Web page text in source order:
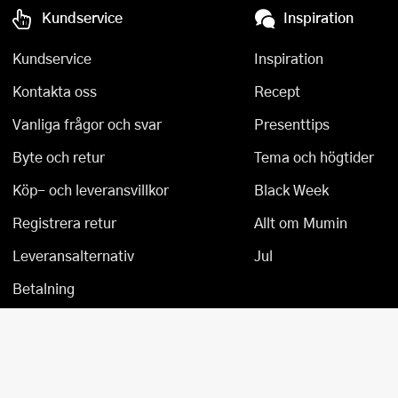
Övriga köksmaskiner
Salladsslungor
Saxar
Skalare
Skärbrädor
Spiralizer
Stekpincetter
Stekspadar
Stektermometrar
Kundservice
Kundservice
Kontakta oss
Vanliga frågor och svar
Byte och retur
Köp- och leveransvillkor
Registrera retur
Leveransalternativ
Betalning
Inspiration
Inspiration
Recept
Presenttips
Tema och högtider
Black Week
Allt om Mumin
Jul